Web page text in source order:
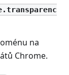
na
Chrome.